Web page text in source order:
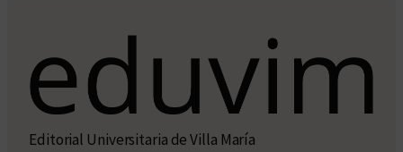
Editorial Universitaria de Villa María